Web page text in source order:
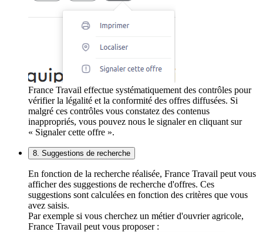
France Travail effectue systématiquement des contrôles pour
vérifier la légalité et la conformité des offres diffusées. Si
malgré ces contrôles vous constatez des contenus
inappropriés, vous pouvez nous le signaler en cliquant sur
« Signaler cette offre ».
8. Suggestions de recherche
En fonction de la recherche réalisée, France Travail peut vous
afficher des suggestions de recherche d'offres. Ces
suggestions sont calculées en fonction des critères que vous
avez saisis.
Par exemple si vous cherchez un métier d'ouvrier agricole,
France Travail peut vous proposer :